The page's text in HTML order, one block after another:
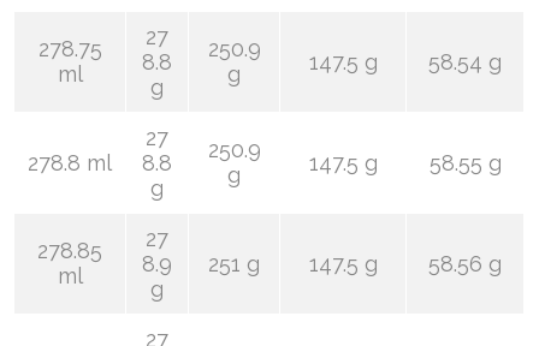
278.75
ml
27
8.8
g
250.9
g
147.5 g 58.54 g
278.8 ml
27
8.8
g
250.9
g
147.5 g 58.55 g
278.85
ml
27
8.9
g
251 g 147.5 g 58.56 g
27